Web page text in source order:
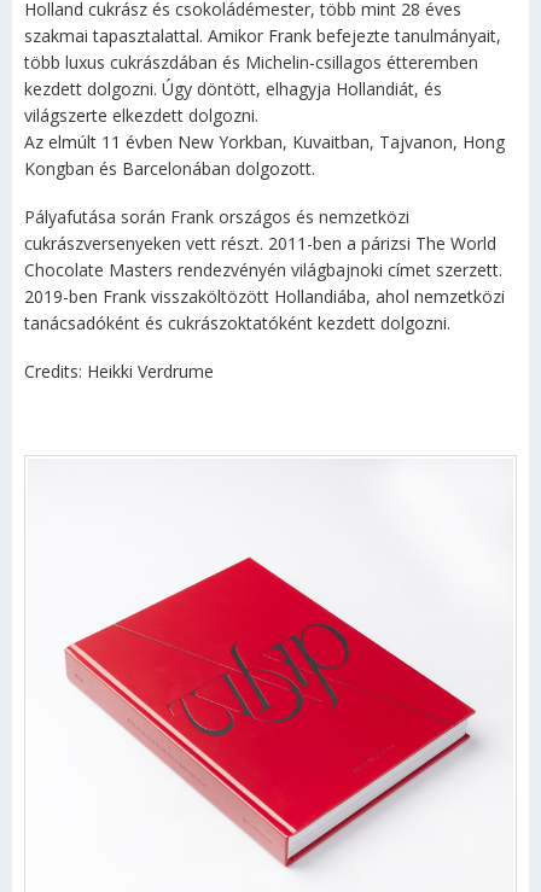
Holland cukrász és csokoládémester, több mint 28 éves
szakmai tapasztalattal. Amikor Frank befejezte tanulmányait,
több luxus cukrászdában és Michelin-csillagos étteremben
kezdett dolgozni. Úgy döntött, elhagyja Hollandiát, és
világszerte elkezdett dolgozni.
Az elmúlt 11 évben New Yorkban, Kuvaitban, Tajvanon, Hong
Kongban és Barcelonában dolgozott.
Pályafutása során Frank országos és nemzetközi
cukrászversenyeken vett részt. 2011-ben a párizsi The World
Chocolate Masters rendezvényén világbajnoki címet szerzett.
2019-ben Frank visszaköltözött Hollandiába, ahol nemzetközi
tanácsadóként és cukrászoktatóként kezdett dolgozni.
Credits: Heikki Verdrume